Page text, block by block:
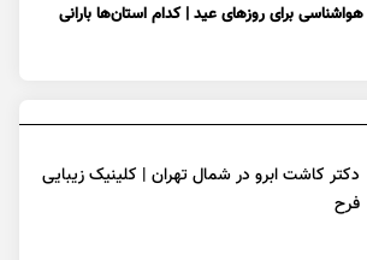
برای روزهای عید | کدام استان‌ها بارانی
دکتر کاشت ابرو در شمال تهران | کلینیک زیبایی
فرح